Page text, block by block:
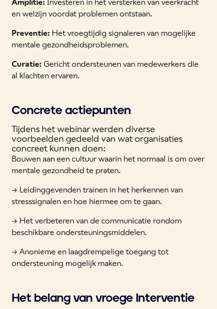
Amplitie: Investeren in het versterken van veerkracht
en welzijn voordat problemen ontstaan.
Preventie: Het vroegtijdig signaleren van mogelijke
mentale gezondheidsproblemen.
Curatie: Gericht ondersteunen van medewerkers die
al klachten ervaren.
Concrete actiepunten
Tijdens het webinar werden diverse
voorbeelden gedeeld van wat organisaties
concreet kunnen doen:
Bouwen aan een cultuur waarin het normaal is om over
mentale gezondheid te praten.
-> Leidinggevenden trainen in het herkennen van
stresssignalen en hoe hiermee om te gaan.
-> Het verbeteren van de communicatie rondom
beschikbare ondersteuningsmiddelen.
-> Anonieme en laagdrempelige toegang tot
ondersteuning mogelijk maken.
Het belang van vroege Interventie